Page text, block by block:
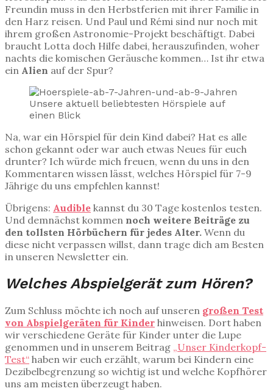
Freundin muss in den Herbstferien mit ihrer Familie in
den Harz reisen. Und Paul und Rémi sind nur noch mit
ihrem großen Astronomie-Projekt beschäftigt. Dabei
braucht Lotta doch Hilfe dabei, herauszufinden, woher
nachts die komischen Geräusche kommen… Ist ihr etwa
ein Alien auf der Spur?
Unsere aktuell beliebtesten Hörspiele auf
einen Blick
Na, war ein Hörspiel für dein Kind dabei? Hat es alle
schon gekannt oder war auch etwas Neues für euch
drunter? Ich würde mich freuen, wenn du uns in den
Kommentaren wissen lässt, welches Hörspiel für 7-9
Jährige du uns empfehlen kannst!
Übrigens: Audible kannst du 30 Tage kostenlos testen.
Und demnächst kommen noch weitere Beiträge zu
den tollsten Hörbüchern für jedes Alter. Wenn du
diese nicht verpassen willst, dann trage dich am Besten
in unseren Newsletter ein.
Welches Abspielgerät zum Hören?
Zum Schluss möchte ich noch auf unseren großen Test
von Abspielgeräten für Kinder hinweisen. Dort haben
wir verschiedene Geräte für Kinder unter die Lupe
genommen und in unserem Beitrag „Unser Kinderkopf-
Test“ haben wir euch erzählt, warum bei Kindern eine
Dezibelbegrenzung so wichtig ist und welche Kopfhörer
uns am meisten überzeugt haben.